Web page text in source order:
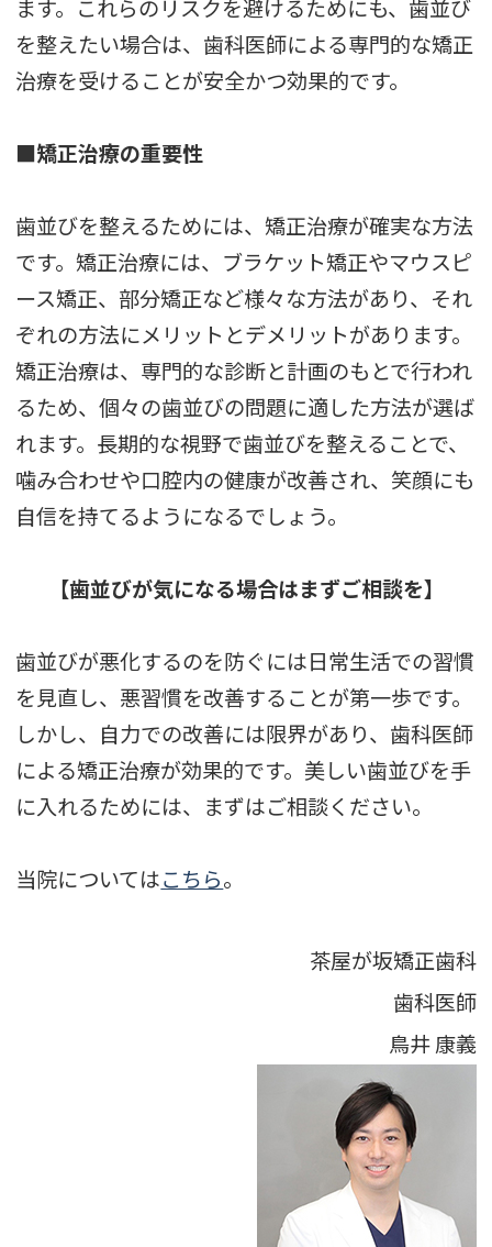
ます。これらのリスクを避けるためにも、歯並び
を整えたい場合は、歯科医師による専門的な矯正
治療を受けることが安全かつ効果的です。
■矯正治療の重要性
歯並びを整えるためには、矯正治療が確実な方法
です。矯正治療には、ブラケット矯正やマウスピ
ース矯正、部分矯正など様々な方法があり、それ
ぞれの方法にメリットとデメリットがあります。
矯正治療は、専門的な診断と計画のもとで行われ
るため、個々の歯並びの問題に適した方法が選ば
れます。長期的な視野で歯並びを整えることで、
噛み合わせや口腔内の健康が改善され、笑顔にも
自信を持てるようになるでしょう。
【歯並びが気になる場合はまずご相談を】
歯並びが悪化するのを防ぐには日常生活での習慣
を見直し、悪習慣を改善することが第一歩です。
しかし、自力での改善には限界があり、歯科医師
による矯正治療が効果的です。美しい歯並びを手
に入れるためには、まずはご相談ください。
当院についてはこちら。
茶屋が坂矯正歯科
歯科医師
鳥井 康義